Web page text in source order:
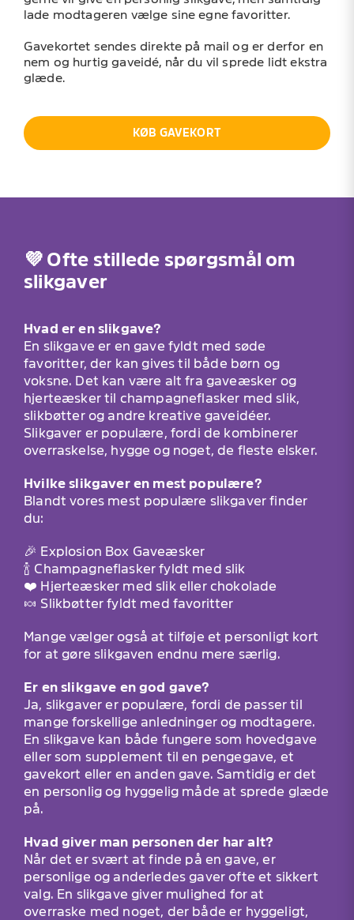
lade modtageren vælge sine egne favoritter.
Gavekortet sendes direkte på mail og er derfor en
nem og hurtig gaveidé, når du vil sprede lidt ekstra
glæde.
KØB GAVEKORT
💜 Ofte stillede spørgsmål om
slikgaver
Hvad er en slikgave?
En slikgave er en gave fyldt med søde
favoritter, der kan gives til både børn og
voksne. Det kan være alt fra gaveæsker og
hjerteæsker til champagneflasker med slik,
slikbøtter og andre kreative gaveidéer.
Slikgaver er populære, fordi de kombinerer
overraskelse, hygge og noget, de fleste elsker.
Hvilke slikgaver en mest populære?
Blandt vores mest populære slikgaver finder
du:
🎉 Explosion Box Gaveæsker
🍾 Champagneflasker fyldt med slik
❤️ Hjerteæsker med slik eller chokolade
🍬 Slikbøtter fyldt med favoritter
Mange vælger også at tilføje et personligt kort
for at gøre slikgaven endnu mere særlig.
Er en slikgave en god gave?
Ja, slikgaver er populære, fordi de passer til
mange forskellige anledninger og modtagere.
En slikgave kan både fungere som hovedgave
eller som supplement til en pengegave, et
gavekort eller en anden gave. Samtidig er det
en personlig og hyggelig måde at sprede glæde
på.
Hvad giver man personen der har alt?
Når det er svært at finde på en gave, er
personlige og anderledes gaver ofte et sikkert
valg. En slikgave giver mulighed for at
overraske med noget, der både er hyggeligt,